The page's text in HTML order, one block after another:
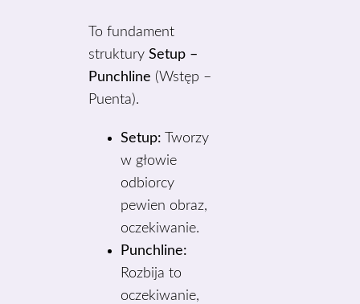
To fundament
strukturySetup –
Punchline (Wstęp –
Puenta).
Setup: Tworzy
w głowie
odbiorcy
pewien obraz,
oczekiwanie.
Punchline:
Rozbija to
oczekiwanie,